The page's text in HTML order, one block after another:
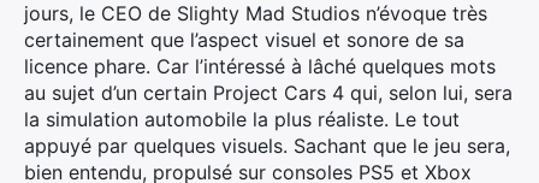
jours, le CEO de Slighty Mad Studios n’évoque très
certainement que l’aspect visuel et sonore de sa
licence phare. Car l’intéressé à lâché quelques mots
au sujet d’un certain Project Cars 4 qui, selon lui, sera
la simulation automobile la plus réaliste. Le tout
appuyé par quelques visuels. Sachant que le jeu sera,
bien entendu, propulsé sur consoles PS5 et Xbox